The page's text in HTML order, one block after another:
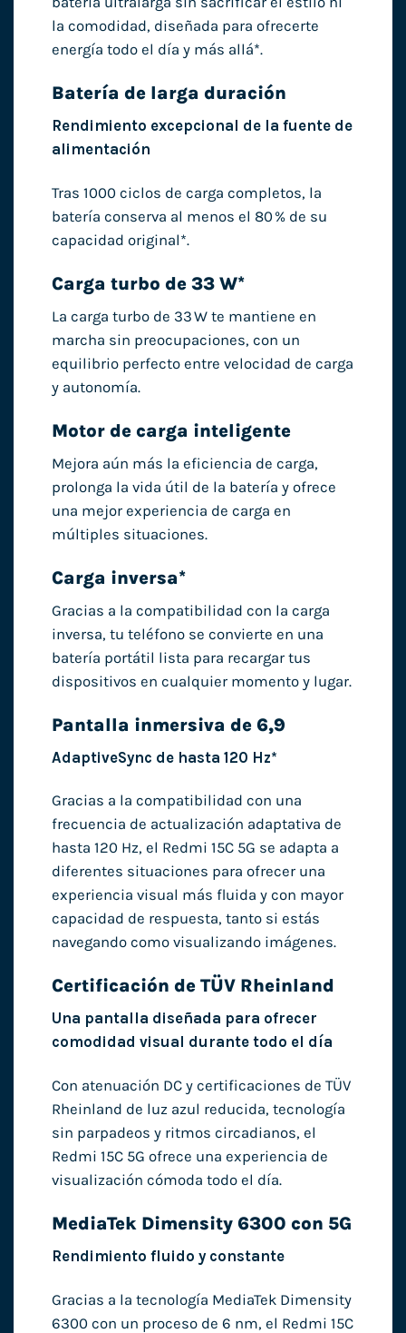
la comodidad, diseñada para ofrecerte
energía todo el día y más allá*.
Batería de larga duración
Rendimiento excepcional de la fuente de
alimentación
Tras 1000 ciclos de carga completos, la
batería conserva al menos el 80 % de su
capacidad original*.
Carga turbo de 33 W*
La carga turbo de 33 W te mantiene en
marcha sin preocupaciones, con un
equilibrio perfecto entre velocidad de carga
y autonomía.
Motor de carga inteligente
Mejora aún más la eficiencia de carga,
prolonga la vida útil de la batería y ofrece
una mejor experiencia de carga en
múltiples situaciones.
Carga inversa*
Gracias a la compatibilidad con la carga
inversa, tu teléfono se convierte en una
batería portátil lista para recargar tus
dispositivos en cualquier momento y lugar.
Pantalla inmersiva de 6,9
AdaptiveSync de hasta 120 Hz*
Gracias a la compatibilidad con una
frecuencia de actualización adaptativa de
hasta 120 Hz, el Redmi 15C 5G se adapta a
diferentes situaciones para ofrecer una
experiencia visual más fluida y con mayor
capacidad de respuesta, tanto si estás
navegando como visualizando imágenes.
Certificación de TÜV Rheinland
Una pantalla diseñada para ofrecer
comodidad visual durante todo el día
Con atenuación DC y certificaciones de TÜV
Rheinland de luz azul reducida, tecnología
sin parpadeos y ritmos circadianos, el
Redmi 15C 5G ofrece una experiencia de
visualización cómoda todo el día.
MediaTek Dimensity 6300 con 5G
Rendimiento fluido y constante
Gracias a la tecnología MediaTek Dimensity
6300 con un proceso de 6 nm, el Redmi 15C